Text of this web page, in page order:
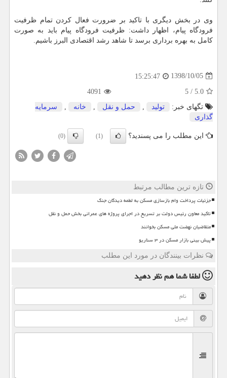
وی در بخش دیگری با تاكید بر ضرورت فعال كردن تمام ظرفیت
فرودگاه پیام، اظهار داشت: ظرفیت فرودگاه پیام باید به صورت
كامل به بهره برداری برسد تا شاهد رشد اقتصادی البرز باشیم.
1398/10/05
15:25:47
5.0
/
5
4091
تگهای خبر:
تولید حمل و نقل خانه
سرمایه
گذاری
این مطلب را می پسندید؟ (1)
(0)
تازه ترین مطالب مرتبط
جزئیات پرداخت وام بازسازی مسکن به لطمه دیدگان جنگ
تاکید معاون رئیس دولت بر تسریع در اجرای پروژه های عمرانی بخش حمل و نقل
متقاضیان نهضت ملی مسکن بخوانند
پیش بینی بازار مسکن در ۳ سناریو
نظرات بینندگان در مورد این مطلب
لطفا شما همنظر دهید